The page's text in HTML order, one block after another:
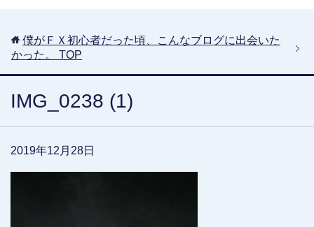
僕がＦＸ初心者だった頃、こんなブログに出会いた
かった。
TOP
IMG_0238 (1)
2019年12月28日